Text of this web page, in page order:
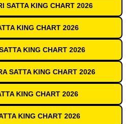
SATTA KING CHART 2026
KING CHART 2026
KING CHART 2026
SATTA KING CHART 2026
KING CHART 2026
KING CHART 2026